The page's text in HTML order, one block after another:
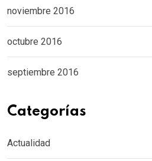
noviembre 2016
octubre 2016
septiembre 2016
Categorías
Actualidad